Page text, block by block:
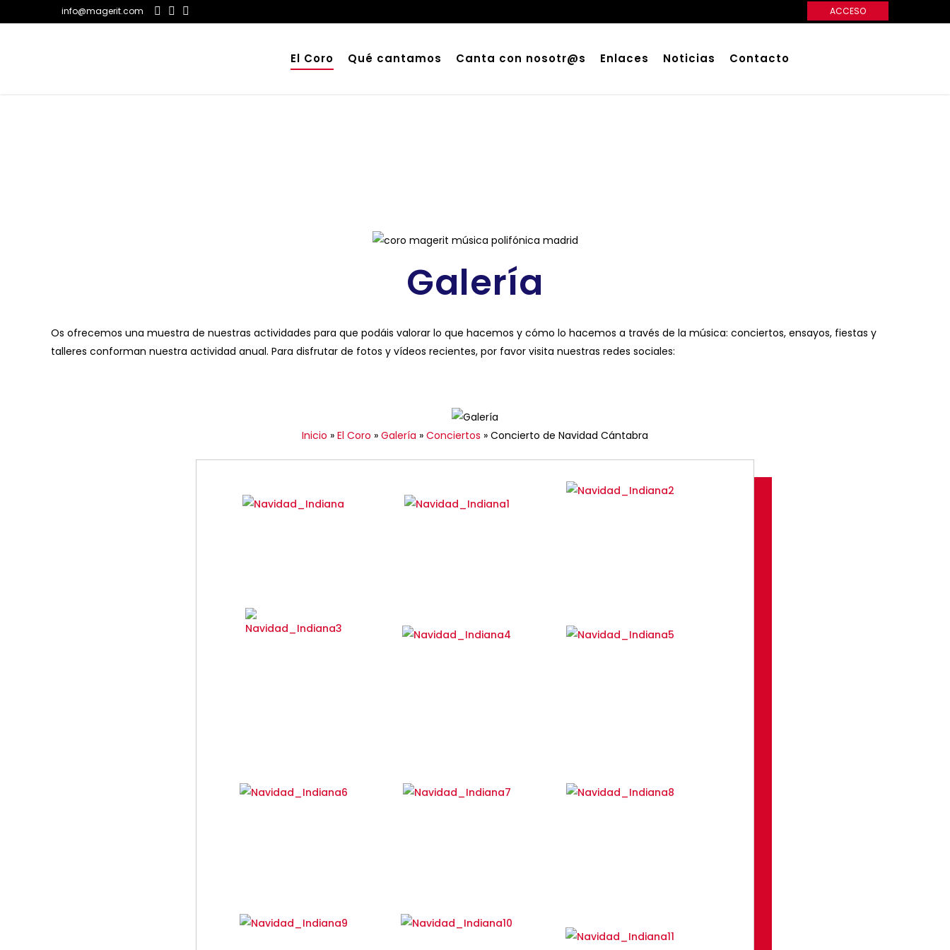
info@magerit.com ACCESO
El Coro Qué cantamos Canta con nosotr@s Enlaces Noticias Contacto
Galería
Os ofrecemos una muestra de nuestras actividades para que podáis valorar lo que hacemos y cómo lo hacemos a través de la música: conciertos, ensayos, fiestas y
talleres conforman nuestra actividad anual. Para disfrutar de fotos y vídeos recientes, por favor visita nuestras redes sociales:
Inicio » El Coro » Galería » Conciertos » Concierto de Navidad Cántabra